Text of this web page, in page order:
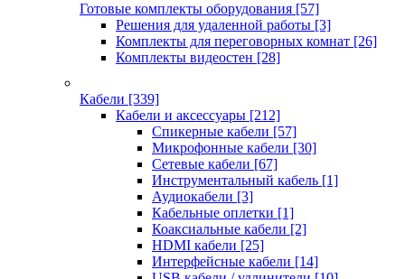
Готовые комплекты оборудования [57]
Решения для удаленной работы [3]
Комплекты для переговорных комнат [26]
Комплекты видеостен [28]
Кабели [339]
Кабели и аксессуары [212]
Спикерные кабели [57]
Микрофонные кабели [30]
Сетевые кабели [67]
Инструментальный кабель [1]
Аудиокабели [3]
Кабельные оплетки [1]
Коаксиальные кабели [2]
HDMI кабели [25]
Интерфейсные кабели [14]